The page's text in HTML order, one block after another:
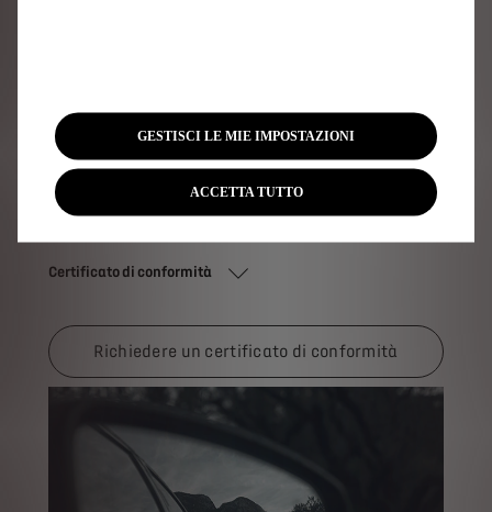
Certificato di conformità
Richiedere un certificato di conformità
GESTISCI LE MIE IMPOSTAZIONI
ACCETTA TUTTO